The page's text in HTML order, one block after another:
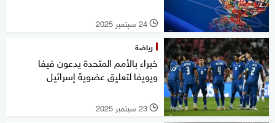
l 24 سبتمبر 2025
رياضة
خبراء بالأمم المتحدة يدعون فيفا
ويويفا لتعليق عضوية إسرائيل
l 23 سبتمبر 2025